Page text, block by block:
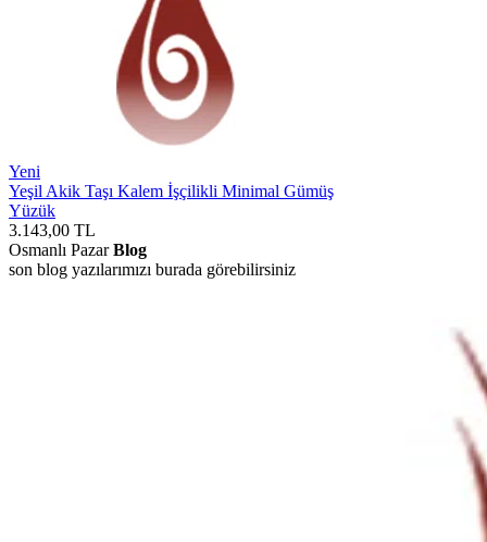
Yeni
Yeşil Akik Taşı Kalem İşçilikli Minimal Gümüş
Yüzük
3.143,00 TL
Osmanlı PazarBlog
son blog yazılarımızı burada görebilirsiniz